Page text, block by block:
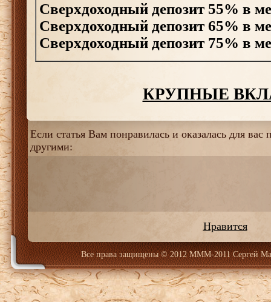
Сверхдоходный депозит 55% в
Сверхдоходный депозит 65% в
Сверхдоходный депозит 75% в
КРУПНЫЕ
Если статья Вам понравилась и оказалась для вас
другими:
Нравится
Все права защищены© 2012 МММ-2011 Сергей